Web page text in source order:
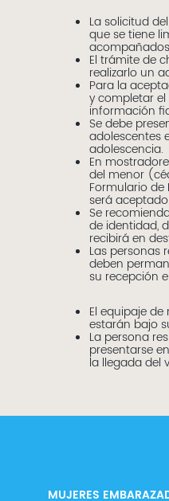
La solicitud
que se tiene
El trámite de
realizarlo un
Para la
y completar el
información
Se debe
adolescentes
adolescencia.
En
del menor
Formulario
será aceptado.
Se
de identidad,
recibirá en
Las personas
deben
su recepción
El equipaje
estarán bajo
La persona
presentarse
la llegada del
MUJERES